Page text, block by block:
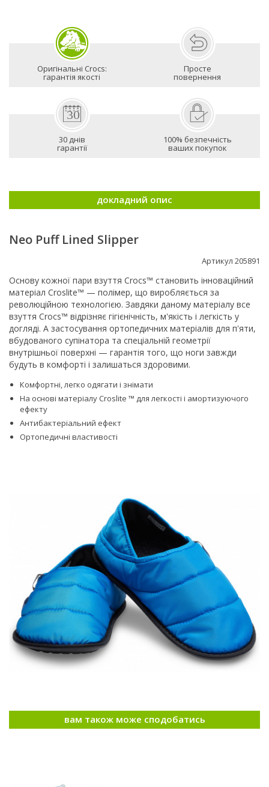
Оригінальні Crocs:
гарантія якості
Просте
повернення
30 днів
гарантії
100% безпечність
ваших покупок
докладний опис
Neo Puff Lined Slipper
Артикул 205891
Основу кожної пари взуття Crocs™ становить інноваційний
матеріал Croslite™ — полімер, що виробляється за
революційною технологією. Завдяки даному матеріалу все
взуття Crocs™ відрізняє гігієнічність, м'якість і легкість у
догляді. А застосування ортопедичних матеріалів для п'яти,
вбудованого супінатора та спеціальній геометрії
внутрішньої поверхні — гарантія того, що ноги завжди
будуть в комфорті і залишаться здоровими.
Комфортні, легко одягати і знімати
На основі матеріалу Croslite ™ для легкості і амортизуючого
ефекту
Антибактеріальний ефект
Ортопедичні властивості
вам також може сподобатись